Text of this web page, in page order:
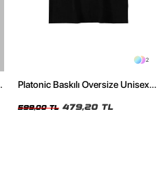
2
Platonic Baskılı Oversize Unisex
599,00 TL 479,20 TL